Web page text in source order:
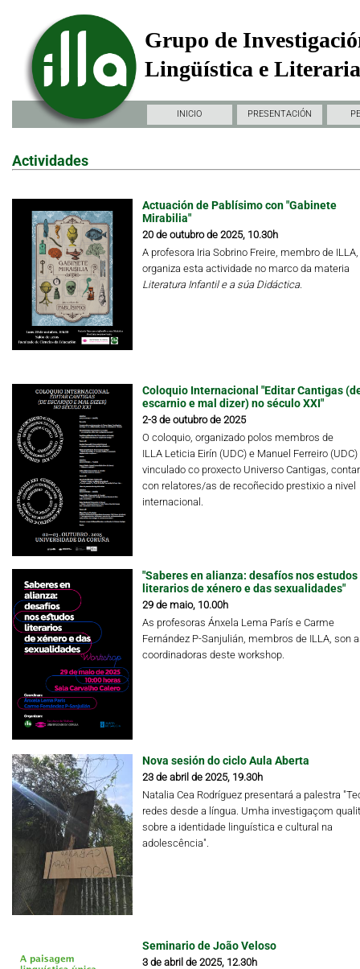
Grupo de
Lingüística e
INICIO PRESENTACIÓN
Actividades
Actuación de Pablísimo con "Gabinete
Mirabilia"
20 de outubro de 2025, 10.30h
A profesora Iria Sobrino Freire, membro de ILLA,
organiza esta actividade no marco da materia
Literatura Infantil e a súa Didáctica.
Coloquio Internacional "Editar Cantigas
escarnio e mal dizer) no século XXI"
2-3 de outubro de 2025
O coloquio, organizado polos membros de
ILLA Leticia Eirín (UDC) e Manuel Ferreiro (UDC)
vinculado co proxecto Universo Cantigas,
con relatores/as de recoñecido prestixio a nivel
internacional.
"Saberes en alianza: desafíos nos estudos
literarios de xénero e das sexualidades"
29 de maio, 10.00h
As profesoras Ánxela Lema París e Carme
Fernández P-Sanjulián, membros de ILLA, son
coordinadoras deste workshop.
Nova sesión do ciclo Aula Aberta
23 de abril de 2025, 19.30h
Natalia Cea Rodríguez presentará a palestra
redes desde a língua. Umha investigaçom
sobre a identidade linguística e cultural na
adolescência".
Seminario de João Veloso
3 de abril de 2025, 12.30h